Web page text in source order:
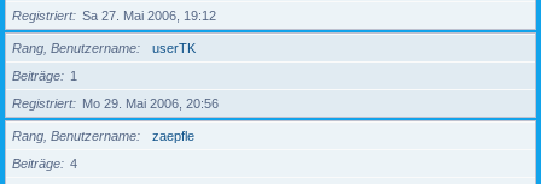
Registriert
Sa 27. Mai 2006, 19:12
Rang, Benutzername
userTK
Beiträge
1
Registriert
Mo 29. Mai 2006, 20:56
Rang, Benutzername
zaepfle
Beiträge
4